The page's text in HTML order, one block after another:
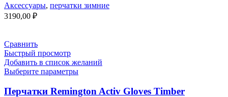
Аксессуары, перчатки зимние
3190,00 ₽
Сравнить
Быстрый просмотр
Добавить в список желаний
Выберите параметры
Перчатки Remington Activ Gloves Timber